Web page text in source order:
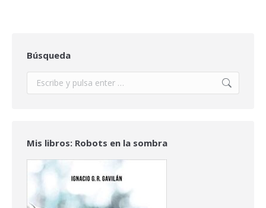
Búsqueda
Buscar:
Mis libros: Robots en la sombra